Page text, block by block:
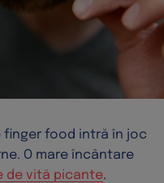
finger food intră în joc
O mare încântare
de vită picante.